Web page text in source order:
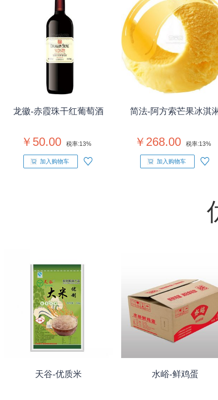
龙徽-赤霞珠干红葡萄酒
￥50.00 税率:13%
加入购物车
简法-阿方索芒果冰淇
￥268.00 税率:13%
加入购物车
天谷-优质米 水峪-鲜鸡蛋